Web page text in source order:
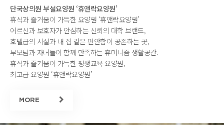
단국상의원 부설요양원 ‘휴앤락요양원’
휴식과 즐거움이 가득한 요양원 ‘휴앤락요양원’
어르신과 보호자가 안심하는 신뢰의 대학 브랜드,
호텔급의 시설과 내 집 같은 편안함이 공존하는 곳,
부모님과 자녀들이 함께 만족하는 휴머니즘 생활공간.
휴식과 즐거움이 가득한 평생교육 요양원,
최고급 요양원 ‘휴앤락요양원’
MORE